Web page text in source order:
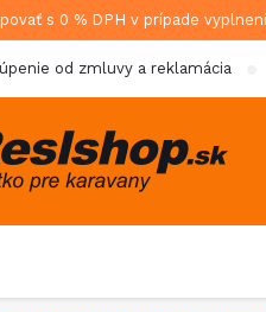
s 0 % DPH v prípade
od zmluvy a reklamácia